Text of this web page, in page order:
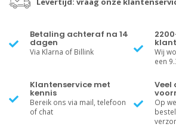
Betaling achteraf na 14
dagen
Via Klarna of Billink
Wij
een
Klantenservice met
kennis
Bereik ons via mail, telefoon
of chat
Veel
Op